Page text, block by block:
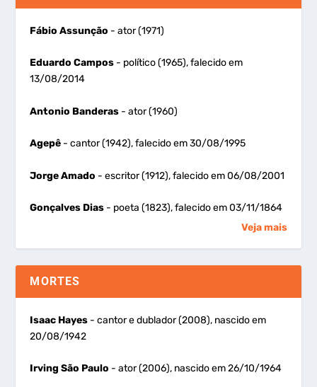
Fábio Assunção - ator (1971)
Eduardo Campos - político (1965), falecido em
13/08/2014
Antonio Banderas - ator (1960)
Agepê - cantor (1942), falecido em 30/08/1995
Jorge Amado - escritor (1912), falecido em 06/08/2001
Gonçalves Dias - poeta (1823), falecido em 03/11/1864
Veja mais
MORTES
Isaac Hayes - cantor e dublador (2008), nascido em
20/08/1942
Irving São Paulo - ator (2006), nascido em 26/10/1964